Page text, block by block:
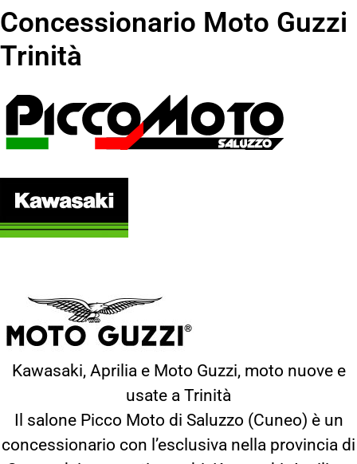
Concessionario Moto Guzzi
Trinità
Kawasaki, Aprilia e Moto Guzzi, moto nuove e
usate a Trinità
Il salone Picco Moto di Saluzzo (Cuneo) è un
concessionario con l’esclusiva nella provincia di